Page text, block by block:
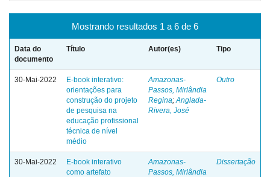
Mostrando resultados 1 a 6 de 6
Data do
documento
Título Autor(es) Tipo
30-Mai-2022
E-book interativo:
orientações para
construção do projeto
de pesquisa na
educação profissional
técnica de nível
médio
Amazonas-
Passos, Mirlândia
Regina; Anglada-
Rivera, José
Outro
30-Mai-2022
E-book interativo
como artefato
Amazonas-
Passos, Mirlândia
Dissertação